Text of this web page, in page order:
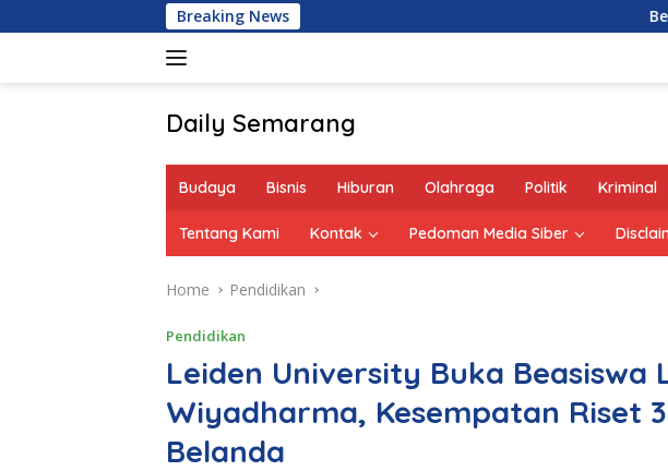
to
Breaking News Berapa Usia
Daily Semarang
Hari
Informasi
Anda"
Budaya Bisnis Hiburan Olahraga Politik Kriminal
Tentang Kami Kontak Pedoman Media Siber
Home Pendidikan
Pendidikan
Leiden University Buka Beasiswa
Wiyadharma, Kesempatan Riset
Belanda